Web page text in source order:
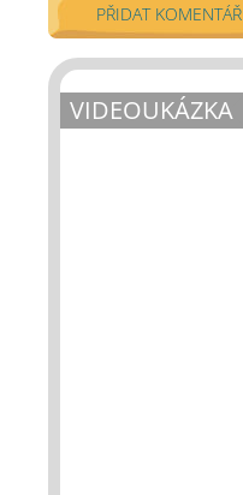
VIDEOUKÁZKA
PŘIDAT KOMENTÁŘ